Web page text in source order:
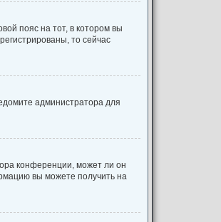
пояс на тот, в котором вы
то сейчас
администратора для
конференции, может ли он
вы можете получить на